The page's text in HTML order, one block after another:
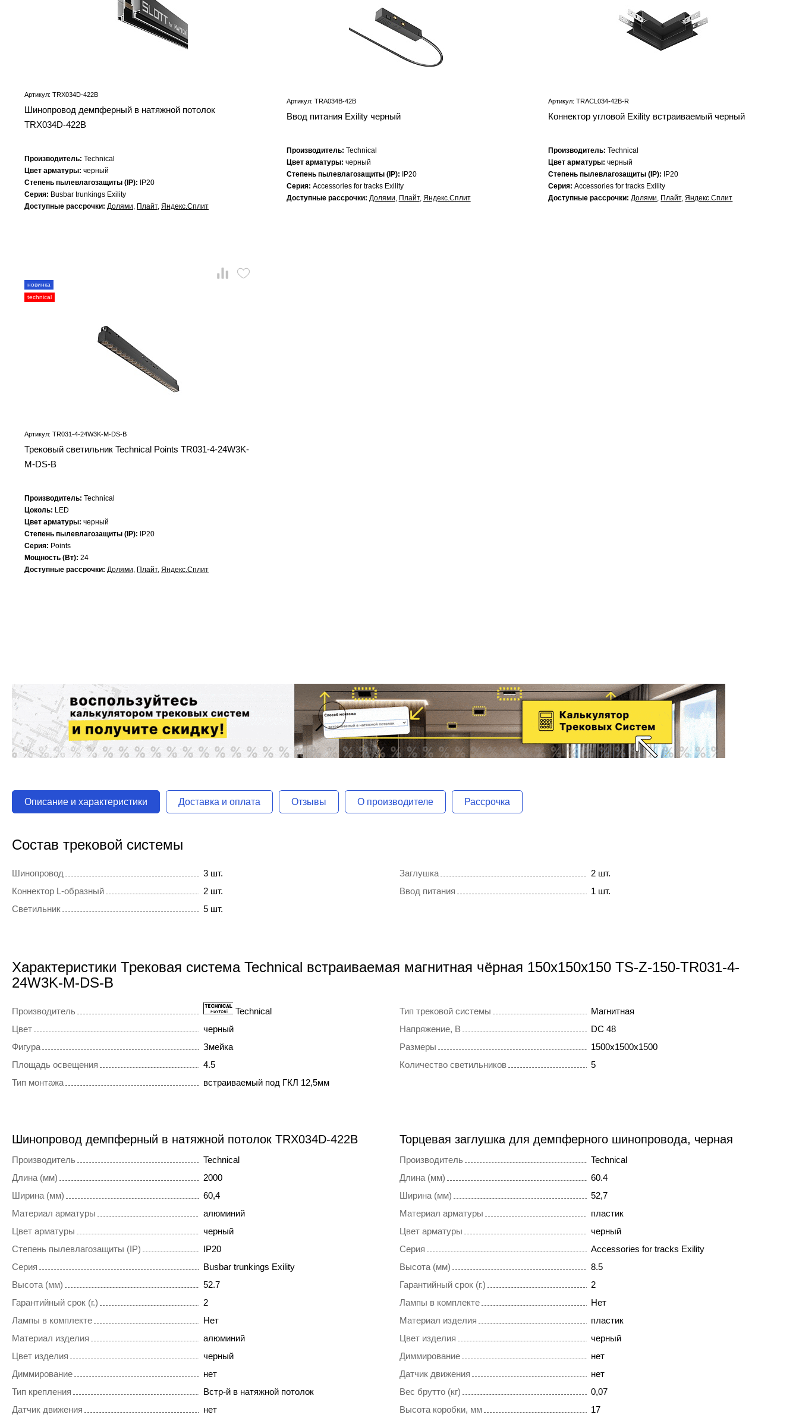
Артикул: TRX034D-422B
Шинопровод демпферный в натяжной потолок
TRX034D-422B
Производитель: Technical
Цвет арматуры: черный
Степень пылевлагозащиты (IP):
IP20
Серия: Busbar trunkings Exility
Доступные рассрочки: Долями, Плайт, Яндекс.Сплит
Артикул: TRA034B-42B
Ввод питания Exility черный
Производитель: Technical
Цвет арматуры: черный
Степень пылевлагозащиты (IP):
IP20
Серия: Accessories for tracks Exility
Доступные рассрочки: Долями, Плайт, Яндекс.Сплит
Артикул: TRACL034-42B-R
Коннектор угловой Exility встраиваемый черный
Производитель:Technical
Цвет арматуры:черный
Степень пылевлагозащиты (IP):
IP20
Серия:Accessories for tracks Exility
Доступные рассрочки:Долями, Плайт,Яндекс.Сплит
новинка
technical
Артикул: TR031-4-24W3K-M-DS-B
Трековый светильник Technical Points TR031-4-24W3K-
M-DS-B
Производитель: Technical
Цоколь: LED
Цвет арматуры: черный
Степень пылевлагозащиты (IP):
IP20
Серия: Points
Мощность (Вт): 24
Доступные рассрочки: Долями, Плайт, Яндекс.Сплит
Описание и характеристики Доставка и оплата Отзывы О производителе Рассрочка
Состав трековой системы
Шинопровод 3 шт. Заглушка
2 шт.
Коннектор L-образный
2 шт. Ввод питания
1 шт.
Светильник
5 шт.
Характеристики Трековая система Technical встраиваемая магнитная чёрная 150x150x150 TS-Z-150-TR031-4-
24W3K-M-DS-B
Производитель Technical Тип трековой системы
Магнитная
Цвет
черный Напряжение, В
DC 48
Фигура
Змейка Размеры
1500x1500x1500
Площадь освещения
4.5 Количество светильников
5
Тип монтажа
встраиваемый под ГКЛ 12,5мм
Шинопровод демпферный в натяжной потолок TRX034D-422B
Производитель
Technical
Длина (мм)
2000
Ширина (мм)
60,4
Материал арматуры
алюминий
Цвет арматуры
черный
Степень пылевлагозащиты (IP)
IP20
Серия
Busbar trunkings Exility
Высота (мм)
52.7
Гарантийный срок (г.)
2
Лампы в комплекте
Нет
Материал изделия
алюминий
Цвет изделия
черный
Диммирование
нет
Тип крепления
Встр-й в натяжной потолок
Датчик движения
нет
Торцевая заглушка для демпферного шинопровода, черная
Производитель
Technical
Длина (мм)
60.4
Ширина (мм)
52,7
Материал арматуры
пластик
Цвет арматуры
черный
Серия
Accessories for tracks Exility
Высота (мм)
8.5
Гарантийный срок (г.)
2
Лампы в комплекте
Нет
Материал изделия
пластик
Цвет изделия
черный
Диммирование
нет
Датчик движения
нет
Вес брутто (кг)
0,07
Высота коробки, мм
17